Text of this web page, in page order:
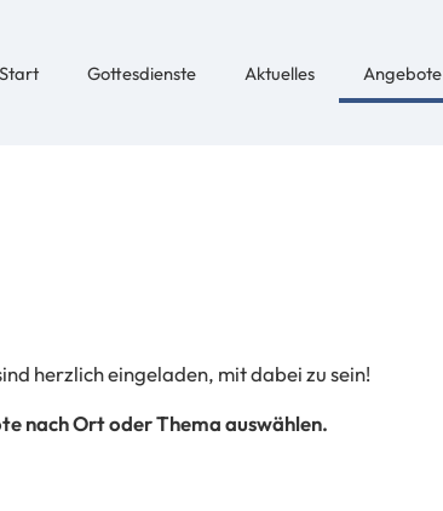
Start Gottesdienste Aktuelles Angebote
herzlich eingeladen, mit dabei zu sein!
nach Ort oder Thema auswählen.